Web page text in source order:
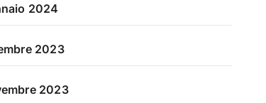
2024
2023
2023